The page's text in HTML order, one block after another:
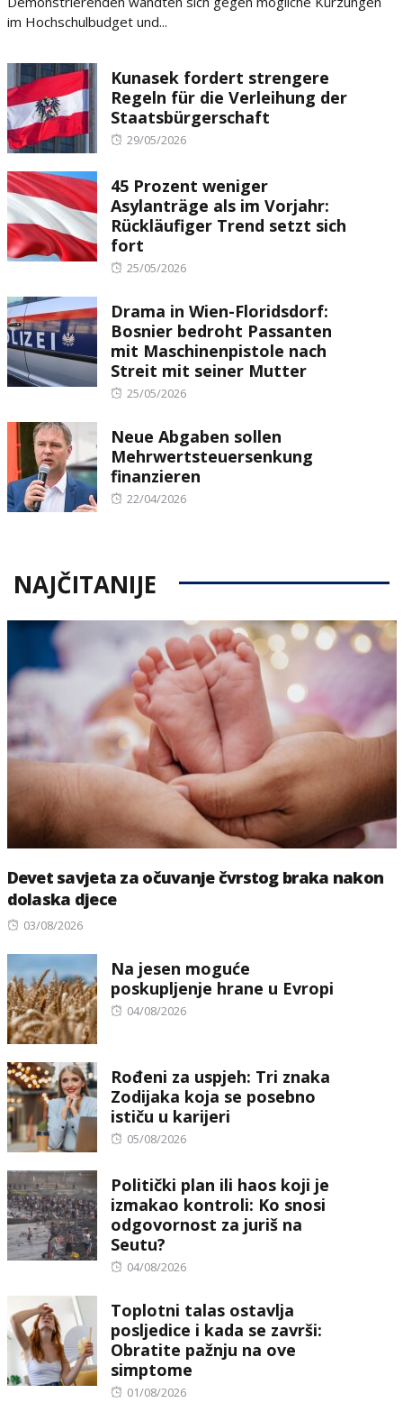
im Hochschulbudget und...
Kunasek fordert strengere
Regeln für die Verleihung der
Staatsbürgerschaft
Posted
29/05/2026
45 Prozent weniger
Asylanträge als im Vorjahr:
Rückläufiger Trend setzt sich
fort
Posted
25/05/2026
Drama in Wien-Floridsdorf:
Bosnier bedroht Passanten
mit Maschinenpistole nach
Streit mit seiner Mutter
Posted
25/05/2026
Neue Abgaben sollen
Mehrwertsteuersenkung
finanzieren
Posted
22/04/2026
NAJČITANIJE
Devet savjeta za očuvanje čvrstog braka nakon
dolaska djece
Posted
03/08/2026
Na jesen moguće
poskupljenje hrane u Evropi
Posted
04/08/2026
Rođeni za uspjeh: Tri znaka
Zodijaka koja se posebno
ističu u karijeri
Posted
05/08/2026
Politički plan ili haos koji je
izmakao kontroli: Ko snosi
odgovornost za juriš na
Seutu?
Posted
04/08/2026
Toplotni talas ostavlja
posljedice i kada se završi:
Obratite pažnju na ove
simptome
Posted
01/08/2026